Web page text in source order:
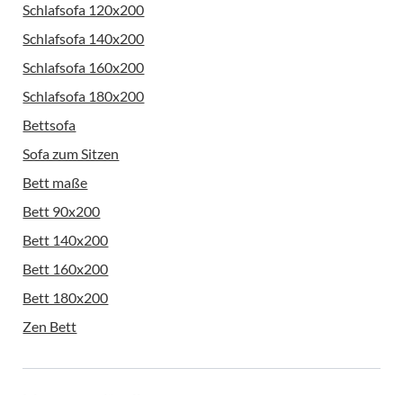
Schlafsofa 120x200
Schlafsofa 140x200
Schlafsofa 160x200
Schlafsofa 180x200
Bettsofa
Sofa zum Sitzen
Bett maße
Bett 90x200
Bett 140x200
Bett 160x200
Bett 180x200
Zen Bett